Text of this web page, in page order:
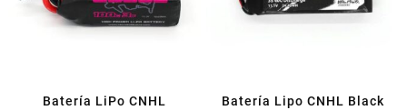
Batería LiPo CNHL
Batería Lipo CNHL Black